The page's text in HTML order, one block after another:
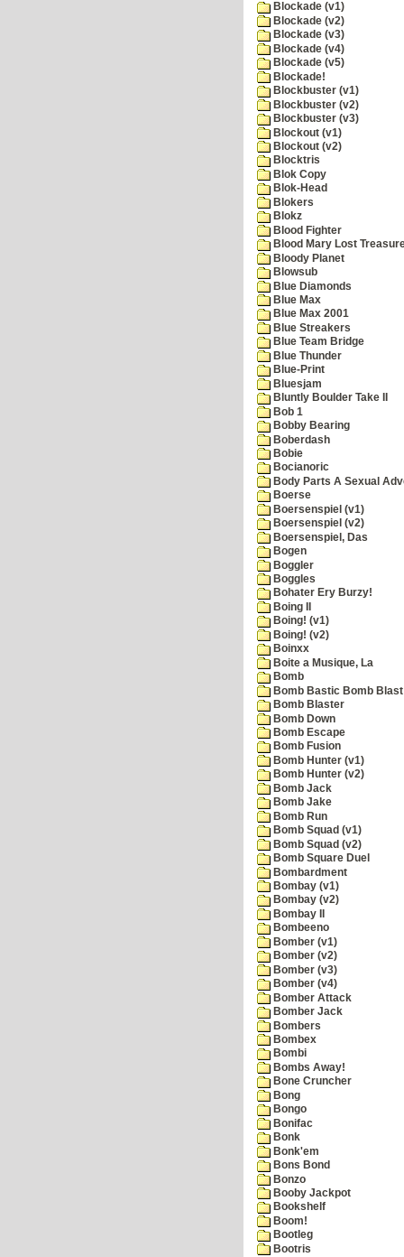
Blockade (v1)
Blockade (v2)
Blockade (v3)
Blockade (v4)
Blockade (v5)
Blockade!
Blockbuster (v1)
Blockbuster (v2)
Blockbuster (v3)
Blockout (v1)
Blockout (v2)
Blocktris
Blok Copy
Blok-Head
Blokers
Blokz
Blood Fighter
Blood Mary Lost
Bloody Planet
Blowsub
Blue Diamonds
Blue Max
Blue Max 2001
Blue Streakers
Blue Team Bridge
Blue Thunder
Blue-Print
Bluesjam
Bluntly Boulder Take II
Bob 1
Bobby Bearing
Boberdash
Bobie
Bocianoric
Body Parts A Sexual
Boerse
Boersenspiel (v1)
Boersenspiel (v2)
Boersenspiel, Das
Bogen
Boggler
Boggles
Bohater Ery Burzy!
Boing II
Boing! (v1)
Boing! (v2)
Boinxx
Boite a Musique, La
Bomb
Bomb Bastic Bomb
Bomb Blaster
Bomb Down
Bomb Escape
Bomb Fusion
Bomb Hunter (v1)
Bomb Hunter (v2)
Bomb Jack
Bomb Jake
Bomb Run
Bomb Squad (v1)
Bomb Squad (v2)
Bomb Square Duel
Bombardment
Bombay (v1)
Bombay (v2)
Bombay II
Bombeeno
Bomber (v1)
Bomber (v2)
Bomber (v3)
Bomber (v4)
Bomber Attack
Bomber Jack
Bombers
Bombex
Bombi
Bombs Away!
Bone Cruncher
Bong
Bongo
Bonifac
Bonk
Bonk'em
Bons Bond
Bonzo
Booby Jackpot
Bookshelf
Boom!
Bootleg
Bootris